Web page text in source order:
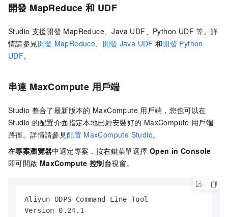
開發 MapReduce 和 UDF
Studio 支援開發 MapReduce、Java UDF、Python UDF 等。詳
情請參見開發 MapReduce 開發 Java UDF 和開發 Python
UDF。
串連 MaxCompute 用戶端
Studio 整合了最新版本的 MaxCompute 用戶端，您也可以在
Studio 的配置介面指定本地已經安裝好的 MaxCompute 用戶端
路徑。詳情請參見配置 MaxCompute Studio。
在專案瀏覽器中選定專案，按右鍵菜單選擇 Open in Console
即可開啟 MaxCompute 控制台視窗。
Aliyun ODPS Command Line Tool
Version 0.24.1